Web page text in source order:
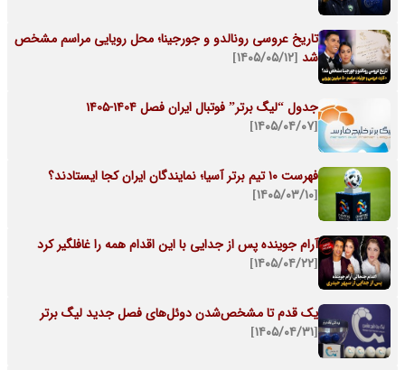
تاریخ عروسی رونالدو و جورجینا؛ محل رویایی مراسم مشخص
شد [۱۴۰۵/۰۵/۱۲]
جدول “لیگ برتر” فوتبال ایران فصل 1404-1405
[۱۴۰۵/۰۴/۰۷]
فهرست ۱۰ تیم برتر آسیا؛ نمایندگان ایران کجا ایستادند؟
[۱۴۰۵/۰۳/۱۰]
آرام جوینده پس از جدایی با این اقدام همه را غافلگیر کرد
[۱۴۰۵/۰۴/۲۲]
یک قدم تا مشخص‌شدن دوئل‌های فصل جدید لیگ برتر
[۱۴۰۵/۰۴/۳۱]